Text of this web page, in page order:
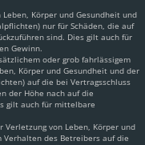
Körper und Gesundheit und
nur für Schäden, die auf
sind. Dies gilt auch für
Gewinn.
oder grob fahrlässigem
Körper und Gesundheit und der
auf die bei Vertragsschluss
der Höhe nach auf die
gilt auch für mittelbare
von Leben, Körper und
des Betreibers auf die